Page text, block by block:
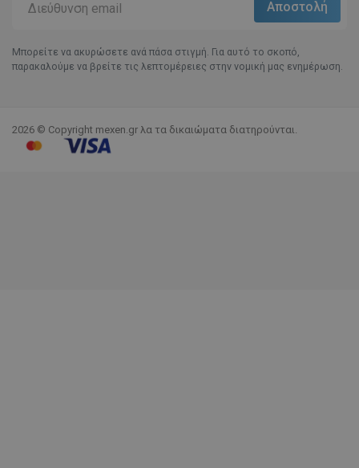
Μπορείτε να ακυρώσετε ανά πάσα στιγμή. Για αυτό το σκοπό,
παρακαλούμε να βρείτε τις λεπτομέρειες στην νομική μας ενημέρωση.
2026 © Copyright mexen.gr λα τα δικαιώματα διατηρούνται.